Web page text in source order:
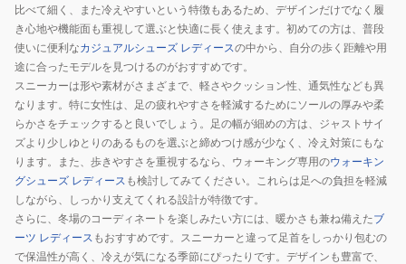
比べて細く、また冷えやすいという特徴もあるため、デザインだけでなく履
き心地や機能面も重視して選ぶと快適に長く使えます。初めての方は、普段
使いに便利なカジュアルシューズ レディースの中から、自分の歩く距離や用
途に合ったモデルを見つけるのがおすすめです。
スニーカーは形や素材がさまざまで、軽さやクッション性、通気性なども異
なります。特に女性は、足の疲れやすさを軽減するためにソールの厚みや柔
らかさをチェックすると良いでしょう。足の幅が細めの方は、ジャストサイ
ズより少しゆとりのあるものを選ぶと締めつけ感が少なく、冷え対策にもな
ります。また、歩きやすさを重視するなら、ウォーキング専用のウォーキン
グシューズ レディース も検討してみてください。これらは足への負担を軽減
しながら、しっかり支えてくれる設計が特徴です。
さらに、冬場のコーディネートを楽しみたい方には、暖かさも兼ね備えたブ
ーツ レディース もおすすめです。スニーカーと違って足首をしっかり包むの
で保温性が高く、冷えが気になる季節にぴったりです。デザインも豊富で、